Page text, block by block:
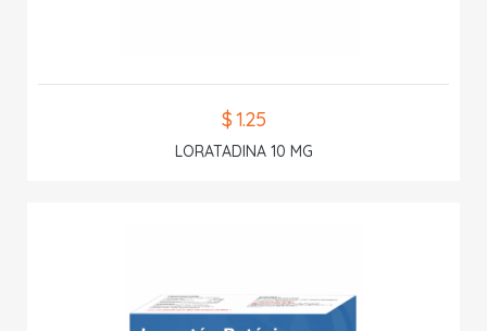
$ 1.25
LORATADINA 10 MG